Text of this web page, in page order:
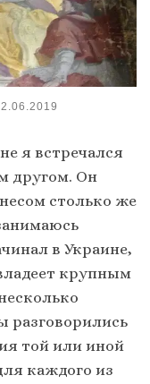
я встречался
другом. Он
столько же
в Украине,
крупным
разговорились
той или иной
каждого из